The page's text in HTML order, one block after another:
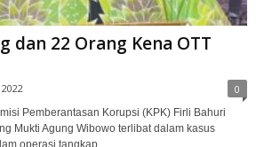
dan 22 Orang Kena OTT
0
Pemberantasan Korupsi (KPK) Firli Bahuri
Mukti Agung Wibowo terlibat dalam kasus
operasi tangkap...